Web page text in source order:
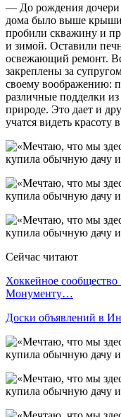
— До рождения дочери
дома было выше
пробили скважину и
и зимой. Оставили
освежающий ремонт.
закреплены за
своему воображению:
различные подделки
природе. Это дает и
учатся видеть красоту
Сейчас читают
Хоккейное
Монументу…
Доски объявлений в